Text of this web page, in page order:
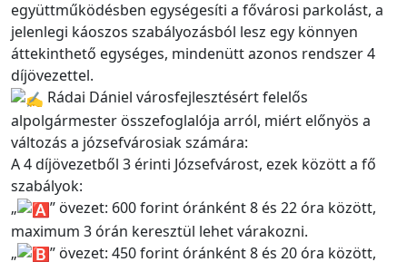
együttműködésben egységesíti a fővárosi parkolást, a
jelenlegi káoszos szabályozásból lesz egy könnyen
áttekinthető egységes, mindenütt azonos rendszer 4
díjövezettel.
Rádai Dániel városfejlesztésért felelős
alpolgármester összefoglalója arról, miért előnyös a
változás a józsefvárosiak számára:
A 4 díjövezetből 3 érinti Józsefvárost, ezek között a fő
szabályok:
„
” övezet: 600 forint óránként 8 és 22 óra között,
maximum 3 órán keresztül lehet várakozni.
„
” övezet: 450 forint óránként 8 és 20 óra között,